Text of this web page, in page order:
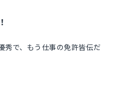
秀で、もう仕事の免許皆伝だ